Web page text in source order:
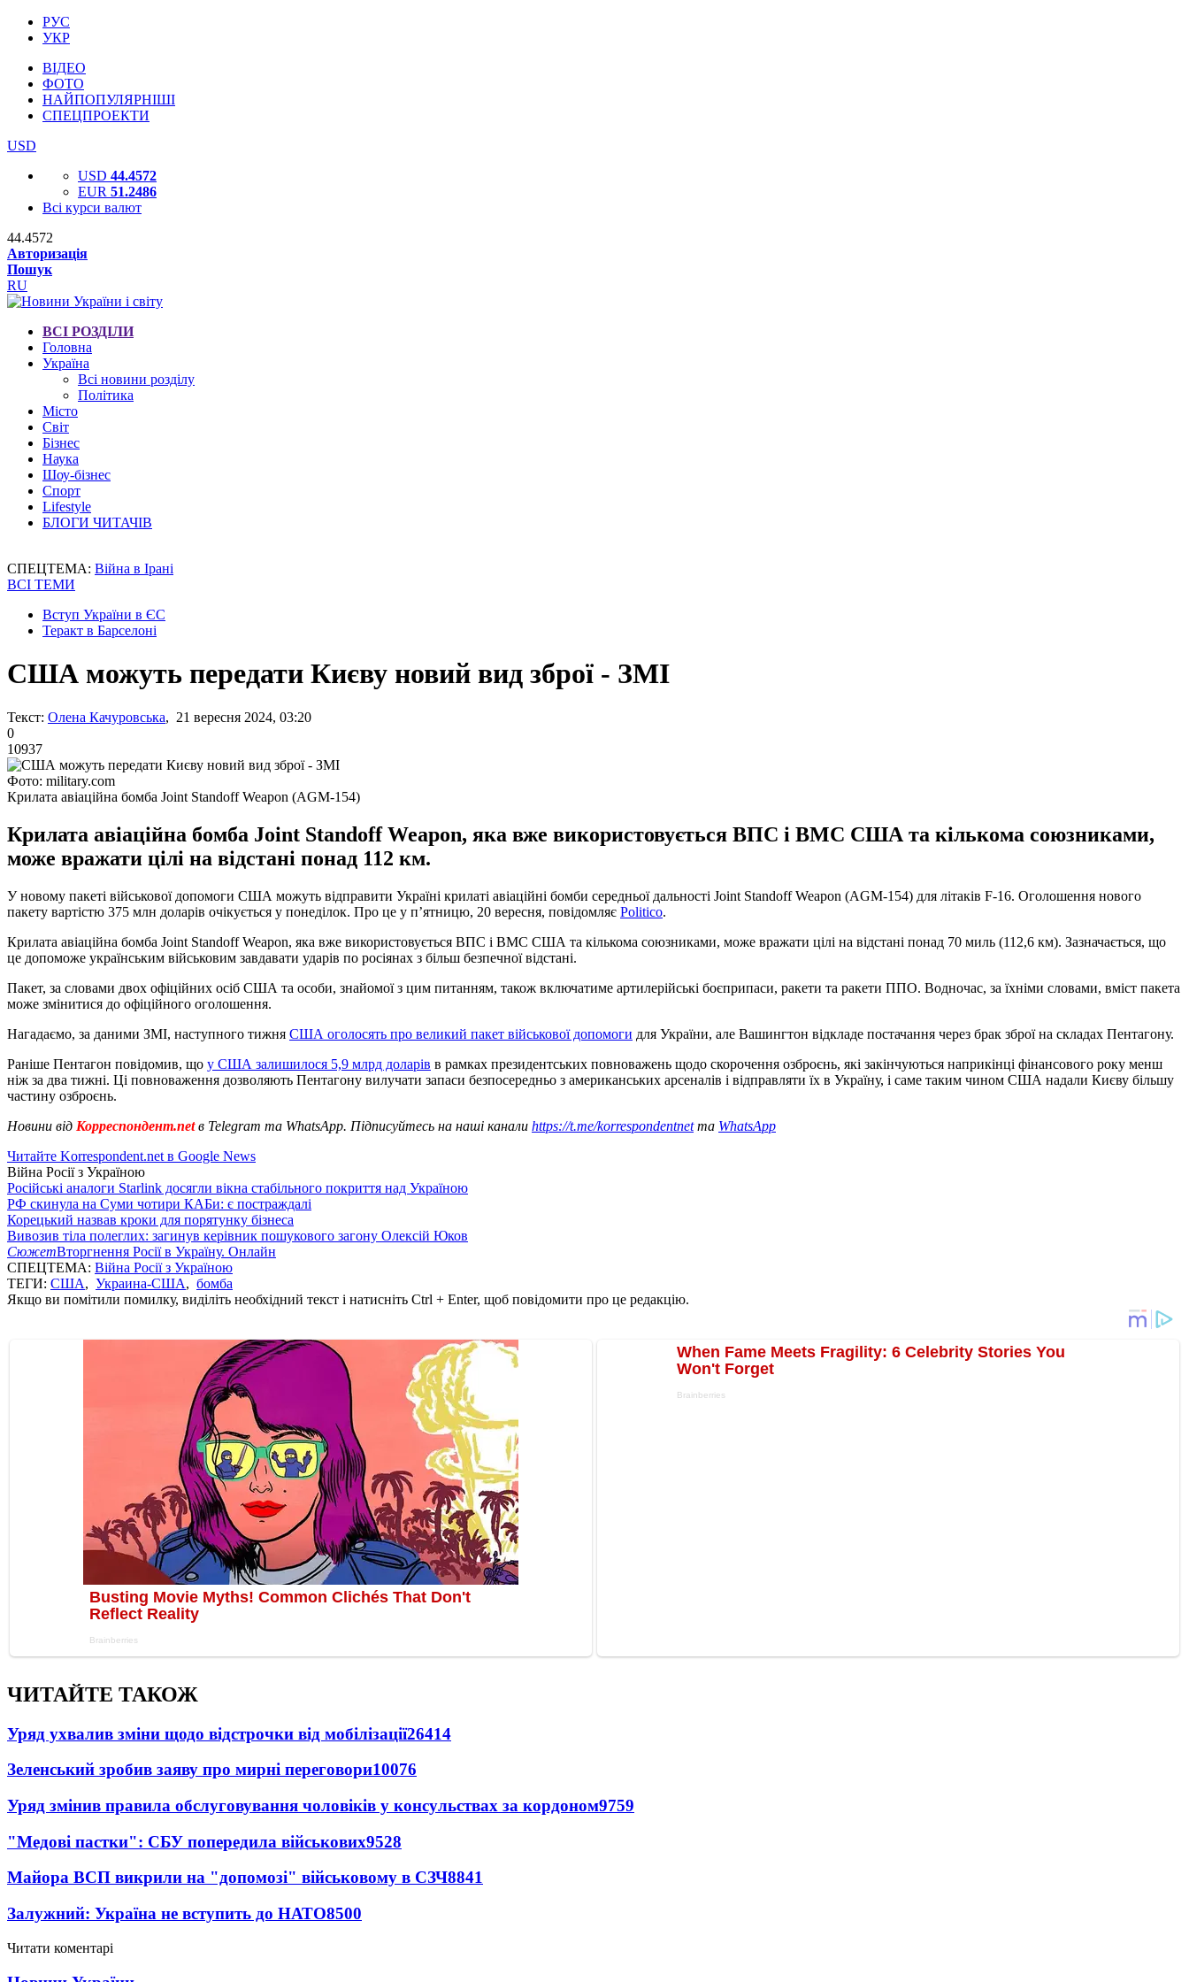
РУС
УКР
ВІДЕО
ФОТО
НАЙПОПУЛЯРНІШІ
СПЕЦПРОЕКТИ
USD
USD 44.4572
EUR 51.2486
Всі курси валют
44.4572
Авторизація
Пошук
RU
ВСІ РОЗДІЛИ
Головна
Україна
Всі новини розділу
Політика
Місто
Світ
Бізнес
Наука
Шоу-бізнес
Спорт
Lifestyle
БЛОГИ ЧИТАЧІВ
СПЕЦТЕМА: Війна в Ірані
ВСІ ТЕМИ
Вступ України в ЄС
Теракт в Барселоні
США можуть передати Києву новий вид зброї - ЗМІ
Текст: Олена Качуровська, 21 вересня 2024, 03:20
0
10937
Фото: military.com
Крилата авіаційна бомба Joint Standoff Weapon (AGM-154)
Крилата авіаційна бомба Joint Standoff Weapon, яка вже використовується ВПС і ВМС США та кількома союзниками,
може вражати цілі на відстані понад 112 км.
У новому пакеті військової допомоги США можуть відправити Україні крилаті авіаційні бомби середньої дальності Joint Standoff Weapon (AGM-154) для літаків F-16. Оголошення нового
пакету вартістю 375 млн доларів очікується у понеділок. Про це у п’ятницю, 20 вересня, повідомляє Politico.
Крилата авіаційна бомба Joint Standoff Weapon, яка вже використовується ВПС і ВМС США та кількома союзниками, може вражати цілі на відстані понад 70 миль (112,6 км). Зазначається, що
це допоможе українським військовим завдавати ударів по росіянах з більш безпечної відстані.
Пакет, за словами двох офіційних осіб США та особи, знайомої з цим питанням, також включатиме артилерійські боєприпаси, ракети та ракети ППО. Водночас, за їхніми словами, вміст пакета
може змінитися до офіційного оголошення.
Нагадаємо, за даними ЗМІ, наступного тижня США оголосять про великий пакет військової допомоги для України, але Вашингтон відкладе постачання через брак зброї на складах Пентагону.
Раніше Пентагон повідомив, що у США залишилося 5,9 млрд доларів в рамках президентських повноважень щодо скорочення озброєнь, які закінчуються наприкінці фінансового року менш
ніж за два тижні. Ці повноваження дозволяють Пентагону вилучати запаси безпосередньо з американських арсеналів і відправляти їх в Україну, і саме таким чином США надали Києву більшу
частину озброєнь.
Новини від Корреспондент.netв Telegram та WhatsApp. Підписуйтесь на наші канали https://t.me/korrespondentnetта WhatsApp
Читайте Korrespondent.net в Google News
Війна Росії з Україною
Російські аналоги Starlink досягли вікна стабільного покриття над Україною
РФ скинула на Суми чотири КАБи: є постраждалі
Корецький назвав кроки для порятунку бізнеса
Вивозив тіла полеглих: загинув керівник пошукового загону Олексій Юков
СюжетВторгнення Росії в Україну. Онлайн
СПЕЦТЕМА: Війна Росії з Україною
ТЕГИ: США, Украина-США, бомба
Якщо ви помітили помилку, виділіть необхідний текст і натисніть Ctrl + Enter, щоб повідомити про це редакцію.
ЧИТАЙТЕ ТАКОЖ
Уряд ухвалив зміни щодо відстрочки від мобілізації26414
Зеленський зробив заяву про мирні переговори10076
Уряд змінив правила обслуговування чоловіків у консульствах за кордоном9759
"Медові пастки": СБУ попередила військових9528
Майора ВСП викрили на "допомозі" військовому в СЗЧ8841
Залужний: Україна не вступить до НАТО8500
Читати коментарі